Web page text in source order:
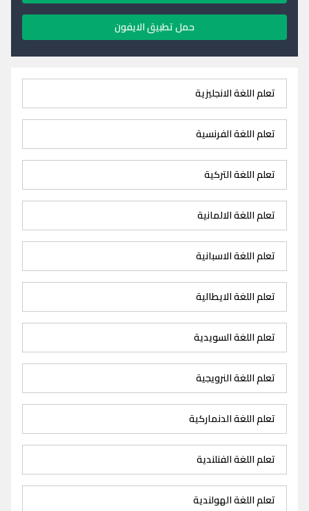
حمل تطبيق الايفون
تعلم اللغة الانجليزية
تعلم اللغة الفرنسية
تعلم اللغة التركية
تعلم اللغة الالمانية
تعلم اللغة الاسبانية
تعلم اللغة الايطالية
تعلم اللغة السويدية
تعلم اللغة النرويجية
تعلم اللغة الدنماركية
تعلم اللغة الفنلندية
تعلم اللغة الهولندية